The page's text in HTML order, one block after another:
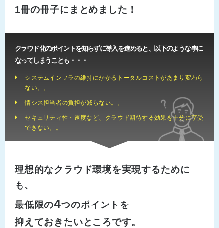
1冊の冊子にまとめました！
クラウド化のポイントを知らずに導入を進めると、以下のような事に
なってしまうことも・・・
システムインフラの維持にかかるトータルコストがあまり変わら
ない。。
情シス担当者の負担が減らない。。
セキュリティ性・速度など、クラウド期待する効果を十分に享受
できない。。
理想的なクラウド環境を実現するために
も、
最低限の4つのポイントを
抑えておきたいところです。